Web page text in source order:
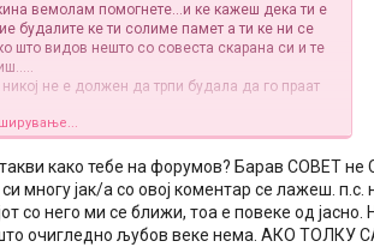
вемолам помогнете...и ке кажеш дека ти е
будалите ке ти солиме памет а ти ке ни се
што видов нешто со совеста скарана си и те
не е должен да трпи будала да го праат
грижа на совест......Пувв едноо е...ње
како тебе на форумов? Барав СОВЕТ
многу јак/а со овој коментар се лажеш.
со него ми се ближи, тоа е повеке од јасно.
очигледно љубов веке нема. АКО